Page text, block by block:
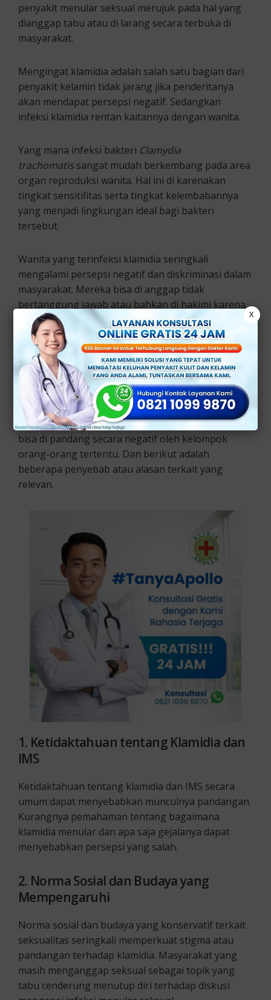
penyakit menular seksual merujuk pada hal yang
dianggap tabu atau di larang secara terbuka di
masyarakat.
Mengingat klamidia adalah salah satu bagian dari
penyakit kelamin tidak jarang jika penderitanya
akan mendapat persepsi negatif. Sedangkan
infeksi klamidia rentan kaitannya dengan wanita.
Yang mana infeksi bakteri Clamydia
trachomatis sangat mudah berkembang pada area
organ reproduksi wanita. Hal ini di karenakan
tingkat sensitifitas serta tingkat kelembabannya
yang menjadi lingkungan ideal bagi bakteri
tersebut.
Wanita yang terinfeksi klamidia seringkali
mengalami persepsi negatif dan diskriminasi dalam
masyarakat. Mereka bisa di anggap tidak
bertanggung jawab atau bahkan di hakimi karena
terkena infeksi tersebut.
PenyebabPandangan
NegatifKlamidia Wanita
Ada beberapa faktor yang memang menjadi
penyebab mengapa wanita dan infeksi klamidia
bisa di pandang secara negatif oleh kelompok
orang-orang tertentu. Dan berikut adalah
beberapa penyebab atau alasan terkait yang
relevan.
1. Ketidaktahuan tentang Klamidia dan
IMS
Ketidaktahuan tentang klamidia dan IMS secara
umum dapat menyebabkan munculnya pandangan.
Kurangnya pemahaman tentang bagaimana
klamidia menular dan apa saja gejalanya dapat
menyebabkan persepsi yang salah.
2. Norma Sosial dan Budaya yang
Mempengaruhi
Norma sosial dan budaya yang konservatif terkait
seksualitas seringkali memperkuat stigma atau
pandangan terhadap klamidia. Masyarakat yang
masih menganggap seksual sebagai topik yang
tabu cenderung menutup diri terhadap diskusi
X